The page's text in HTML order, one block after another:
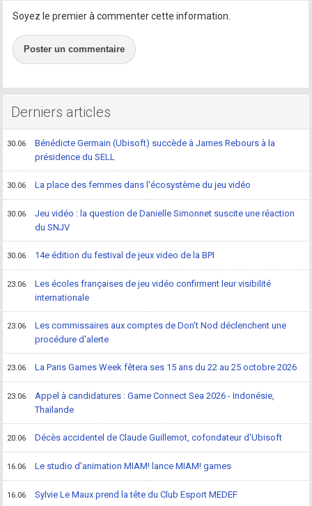
Soyez le premier à commenter cette information.
Poster un commentaire
Derniers articles
30.06
Bénédicte Germain (Ubisoft) succède à James Rebours à la
présidence du SELL
30.06 La place des femmes dans l'écosystème du jeu vidéo
30.06
Jeu vidéo : la question de Danielle Simonnet suscite une réaction
du SNJV
30.06 14e édition du festival de jeux video de la BPI
23.06
Les écoles françaises de jeu vidéo confirment leur visibilité
internationale
23.06
Les commissaires aux comptes de Don't Nod déclenchent une
procédure d'alerte
23.06 La Paris Games Week fêtera ses 15 ans du 22 au 25 octobre 2026
23.06
Appel à candidatures : Game Connect Sea 2026 - Indonésie,
Thaïlande
20.06 Décès accidentel de Claude Guillemot, cofondateur d'Ubisoft
16.06 Le studio d'animation MIAM! lance MIAM! games
16.06 Sylvie Le Maux prend la tête du Club Esport MEDEF